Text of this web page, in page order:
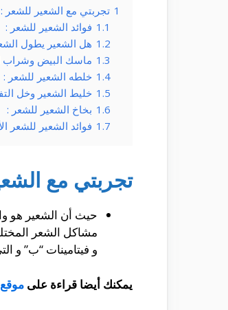
1 تجربتي مع الشعير للشعر :
1.1 فوائد الشعير للشعر :
1.2 هل الشعير يطول
1.3 ماسك البيض وشراب
1.4 خلطه الشعير للشعر :
1.5 خليط الشعير وخل
1.6 بخاخ الشعير للشعر :
1.7 فوائد الشعير للشعر
تجربتي مع
حيث أن الشعير هو
مشاكل الشعر
و فيتامينات “ب” و
يمكنك أيضا قراءة على